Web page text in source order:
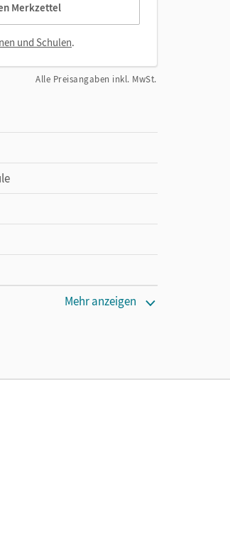
Merkzettel
und Schulen.
Alle Preisangaben inkl. MwSt.
Mehr anzeigen